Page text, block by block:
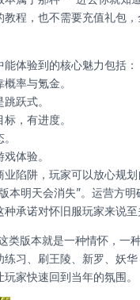
教程，也不需要充值礼包
体验到的核心魅力包括：
率与氪金。
跃式。
，有进度。
体验。
业陷阱，玩家可以放心规
本明天会消失”。运营方
承诺对怀旧服玩家来说至
类版本就是一种情怀，一
练习、刷王陵、新罗、妖
家快速回到当年的氛围。